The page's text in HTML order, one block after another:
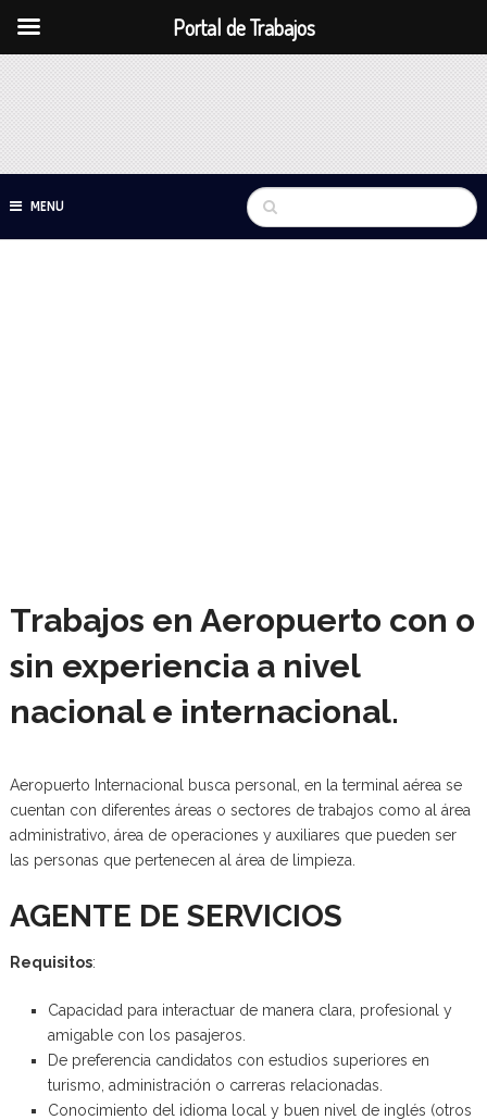
MENU
Trabajos en Aeropuerto con o
sin experiencia a nivel
nacional e internacional.
Aeropuerto Internacional busca personal, en la terminal aérea se
cuentan con diferentes áreas o sectores de trabajos como al área
administrativo, área de operaciones y auxiliares que pueden ser
las personas que pertenecen al área de limpieza.
AGENTE DE SERVICIOS
Requisitos:
Capacidad para interactuar de manera clara, profesional y
amigable con los pasajeros.
De preferencia candidatos con estudios superiores en
turismo, administración o carreras relacionadas.
Conocimiento del idioma local y buen nivel de inglés (otros
Portal de Trabajos